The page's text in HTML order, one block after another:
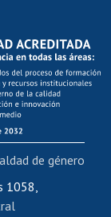
1058,
de género